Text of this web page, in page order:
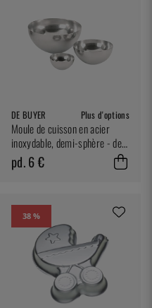
DE BUYER Plus d'options
Moule de cuisson en acier
inoxydable, demi-sphère - de
Buyer
pd. 6 €
38 %